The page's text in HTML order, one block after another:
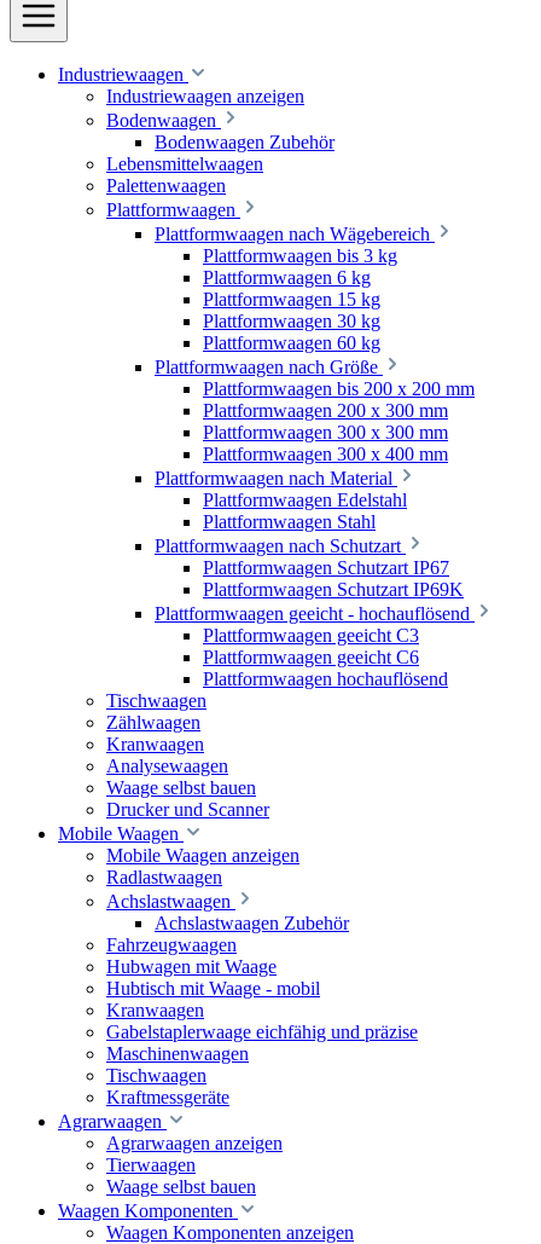
Industriewaagen
Industriewaagen anzeigen
Bodenwaagen
Bodenwaagen Zubehör
Lebensmittelwaagen
Palettenwaagen
Plattformwaagen
Plattformwaagen nach Wägebereich
Plattformwaagen bis 3 kg
Plattformwaagen 6 kg
Plattformwaagen 15 kg
Plattformwaagen 30 kg
Plattformwaagen 60 kg
Plattformwaagen nach Größe
Plattformwaagen bis 200 x 200 mm
Plattformwaagen 200 x 300 mm
Plattformwaagen 300 x 300 mm
Plattformwaagen 300 x 400 mm
Plattformwaagen nach Material
Plattformwaagen Edelstahl
Plattformwaagen Stahl
Plattformwaagen nach Schutzart
Plattformwaagen Schutzart IP67
Plattformwaagen Schutzart IP69K
Plattformwaagen geeicht - hochauflösend
Plattformwaagen geeicht C3
Plattformwaagen geeicht C6
Plattformwaagen hochauflösend
Tischwaagen
Zählwaagen
Kranwaagen
Analysewaagen
Waage selbst bauen
Drucker und Scanner
Mobile Waagen
Mobile Waagen anzeigen
Radlastwaagen
Achslastwaagen
Achslastwaagen Zubehör
Fahrzeugwaagen
Hubwagen mit Waage
Hubtisch mit Waage - mobil
Kranwaagen
Gabelstaplerwaage eichfähig und präzise
Maschinenwaagen
Tischwaagen
Kraftmessgeräte
Agrarwaagen
Agrarwaagen anzeigen
Tierwaagen
Waage selbst bauen
Waagen Komponenten
Waagen Komponenten anzeigen